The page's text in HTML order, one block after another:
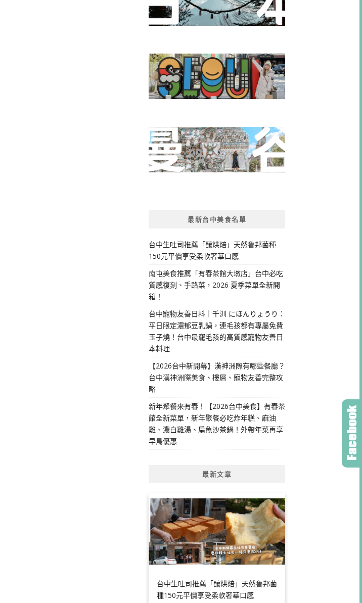
最新台中美食名單
台中生吐司推薦「釀烘焙」天然魯邦菌種
150元平價享受柔軟奢華口感
南屯美食推薦「有春茶館大墩店」台中必吃
質感復刻、手路菜，2026 夏季菜單全新開
箱！
台中寵物友善日料｜千汌 にほんりょうり：
平日限定濃郁豆乳鍋，連毛孩都有專屬免費
玉子燒！台中最寵毛孩的高質感寵物友善日
本料理
【2026台中新開幕】漢神洲際有哪些餐廳？
台中漢神洲際美食、樓層、寵物友善完整攻
略
新年聚餐來有春！【2026台中美食】有春茶
館全新菜單，新年聚餐必吃炸年糕、麻油
雞、濃白雞湯、扁魚沙茶鍋！外帶年菜再享
早鳥優惠
最新文章
台中生吐司推薦「釀烘焙」天然魯邦菌
種150元平價享受柔軟奢華口感